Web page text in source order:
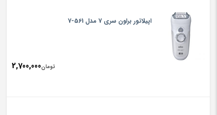
اپیلاتور براون سری 7 مدل 561-7
تومان2,700,000